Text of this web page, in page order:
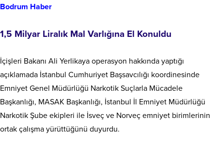
Bodrum Haber
1,5 Milyar Liralık Mal Varlığına El Konuldu
İçişleri Bakanı Ali Yerlikaya operasyon hakkında yaptığı
açıklamada İstanbul Cumhuriyet Başsavcılığı koordinesinde
Emniyet Genel Müdürlüğü Narkotik Suçlarla Mücadele
Başkanlığı, MASAK Başkanlığı, İstanbul İl Emniyet Müdürlüğü
Narkotik Şube ekipleri ile İsveç ve Norveç emniyet birimlerinin
ortak çalışma yürüttüğünü duyurdu.